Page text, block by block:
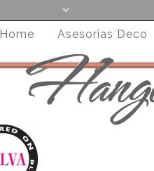
Home Asesorias Deco